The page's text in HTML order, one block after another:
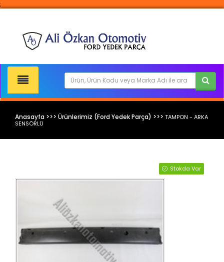
;
Anasayfa >>> Ürünlerimiz (Ford Yedek Parça) >>> TAMPON - ARKA
SENSÖRLÜ
Stokda Var